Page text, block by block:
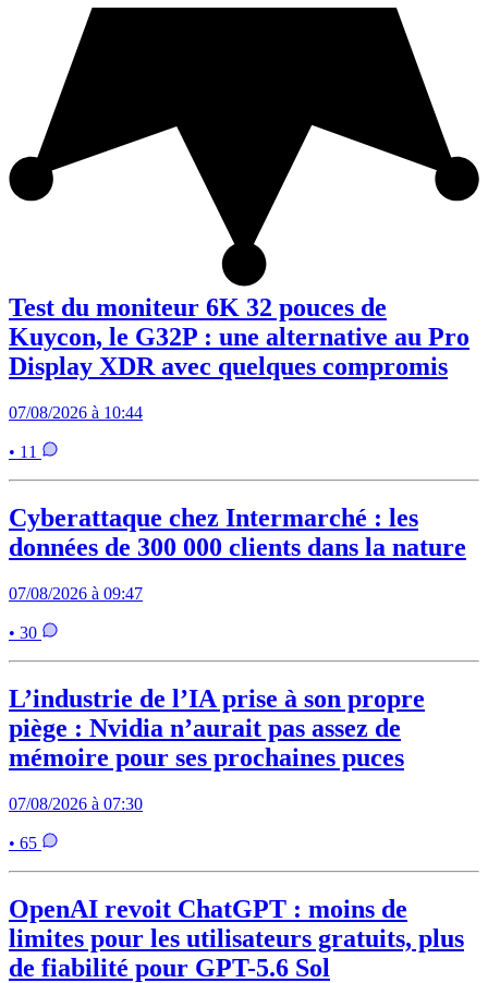
Test du moniteur 6K 32 pouces de
Kuycon, le G32P : une alternative au Pro
Display XDR avec quelques compromis
07/08/2026 à 10:44
• 11
Cyberattaque chez Intermarché : les
données de 300 000 clients dans la nature
07/08/2026 à 09:47
• 30
L’industrie de l’IA prise à son propre
piège : Nvidia n’aurait pas assez de
mémoire pour ses prochaines puces
07/08/2026 à 07:30
• 65
OpenAI revoit ChatGPT : moins de
limites pour les utilisateurs gratuits, plus
de fiabilité pour GPT-5.6 Sol